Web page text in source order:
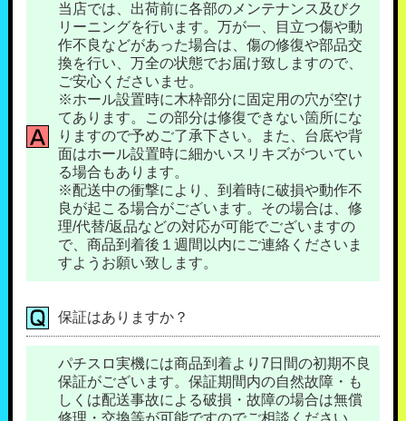
当店では、出荷前に各部のメンテナンス及びク
リーニングを行います。万が一、目立つ傷や動
作不良などがあった場合は、傷の修復や部品交
換を行い、万全の状態でお届け致しますので、
ご安心くださいませ。
※ホール設置時に木枠部分に固定用の穴が空け
てあります。この部分は修復できない箇所にな
りますので予めご了承下さい。また、台底や背
面はホール設置時に細かいスリキズがついてい
る場合もあります。
※配送中の衝撃により、到着時に破損や動作不
良が起こる場合がございます。その場合は、修
理/代替/返品などの対応が可能でございますの
で、商品到着後１週間以内にご連絡くださいま
すようお願い致します。
保証はありますか？
パチスロ実機には商品到着より7日間の初期不良
保証がございます。保証期間内の自然故障・も
しくは配送事故による破損・故障の場合は無償
修理・交換等が可能ですのでご相談ください。